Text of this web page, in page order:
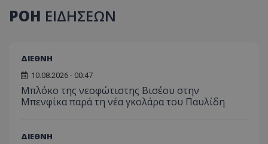
ΡΟΗ ΕΙΔΗΣΕΩΝ
ΔΙΕΘΝΗ
10.08.2026 - 00:47
Μπλόκο της νεοφώτιστης Βισέου στην
Μπενφίκα παρά τη νέα γκολάρα του Παυλίδη
ΔΙΕΘΝΗ